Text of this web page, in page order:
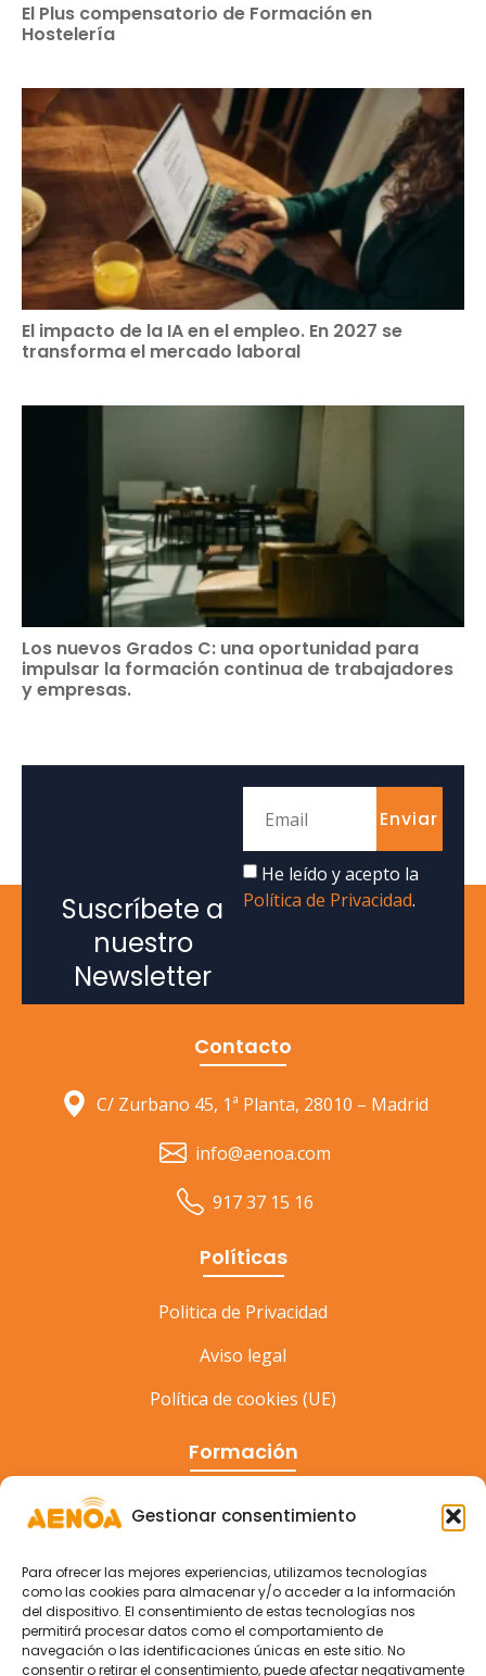
Gestionar consentimiento
Para ofrecer las mejores experiencias, utilizamos tecnologías
como las cookies para almacenar y/o acceder a la información
del dispositivo. El consentimiento de estas tecnologías nos
permitirá procesar datos como el comportamiento de
navegación o las identificaciones únicas en este sitio. No
consentir o retirar el consentimiento, puede afectar negativamente
El Plus compensatorio de Formación en
Hostelería
El impacto de la IA en el empleo. En 2027 se
transforma el mercado laboral
Los nuevos Grados C: una oportunidad para
impulsar la formación continua de trabajadores
y empresas.
Suscríbete a
nuestro
Newsletter
He leído y acepto la
Política de Privacidad.
Enviar
Contacto
C/ Zurbano 45, 1ª Planta, 28010 – Madrid
info@aenoa.com
917 37 15 16
Políticas
Politica de Privacidad
Aviso legal
Política de cookies (UE)
Formación
Cursos
Congreso